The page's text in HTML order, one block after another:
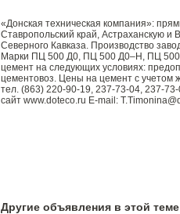
«Донская техническая компания»:
Ставропольский край, Астраханскую и
Северного Кавказа. Производство
Марки ПЦ 500 Д0, ПЦ 500 Д0–Н, ПЦ
цемент на следующих условиях:
цементовоз. Цены на цемент с учетом
тел. (863) 220-90-19, 237-73-04, 237-
сайт www.doteco.ru E-mail:
Другие объявления в этой теме